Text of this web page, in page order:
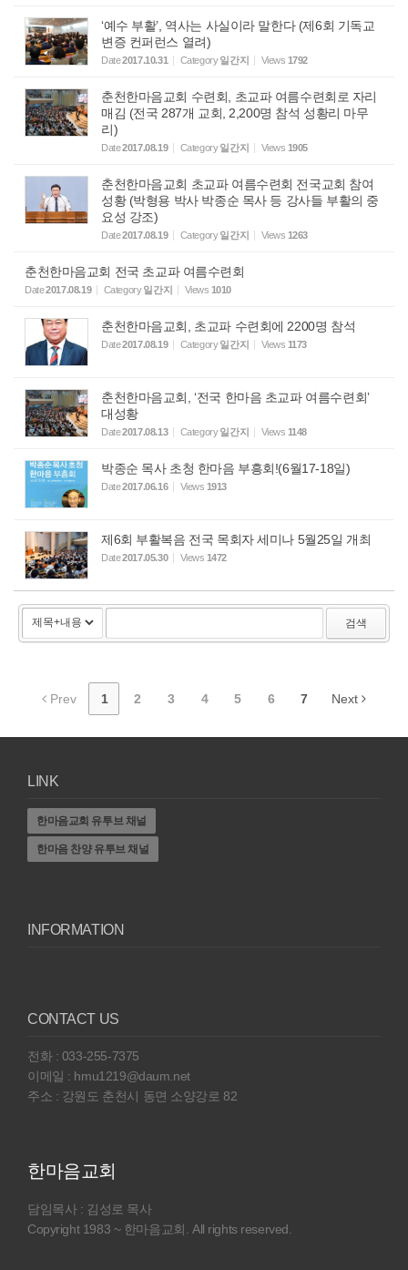
‘예수 부활’, 역사는 사실이라 말한다 (제6회 기독교
변증 컨퍼런스 열려)
Date2017.10.31 Category 일간지 Views 1792
춘천한마음교회 수련회, 초교파 여름수련회로 자리
매김 (전국 287개 교회, 2,200명 참석 성황리 마무
리)
Date2017.08.19 Category 일간지 Views 1905
춘천한마음교회 초교파 여름수련회 전국교회 참여
성황 (박형용 박사 박종순 목사 등 강사들 부활의 중
요성 강조)
Date2017.08.19 Category 일간지 Views 1263
춘천한마음교회 전국 초교파 여름수련회
Date2017.08.19 Category 일간지 Views 1010
춘천한마음교회, 초교파 수련회에 2200명 참석
Date2017.08.19 Category 일간지 Views 1173
춘천한마음교회, ‘전국 한마음 초교파 여름수련회’
대성황
Date2017.08.13 Category 일간지 Views 1148
박종순 목사 초청 한마음 부흥회!(6월17-18일)
Date2017.06.16 Views 1913
제6회 부활복음 전국 목회자 세미나 5월25일 개최
Date2017.05.30 Views 1472
검색
Prev 1 2 3 4 5 6 7 Next
LINK
한마음교회 유투브 채널
한마음 찬양 유투브 채널
INFORMATION
CONTACT US
전화 : 033-255-7375
이메일 : hmu1219@daum.net
주소 : 강원도 춘천시 동면 소양강로 82
한마음교회
담임목사 : 김성로 목사
Copyright 1983 ~ 한마음교회. All rights reserved.